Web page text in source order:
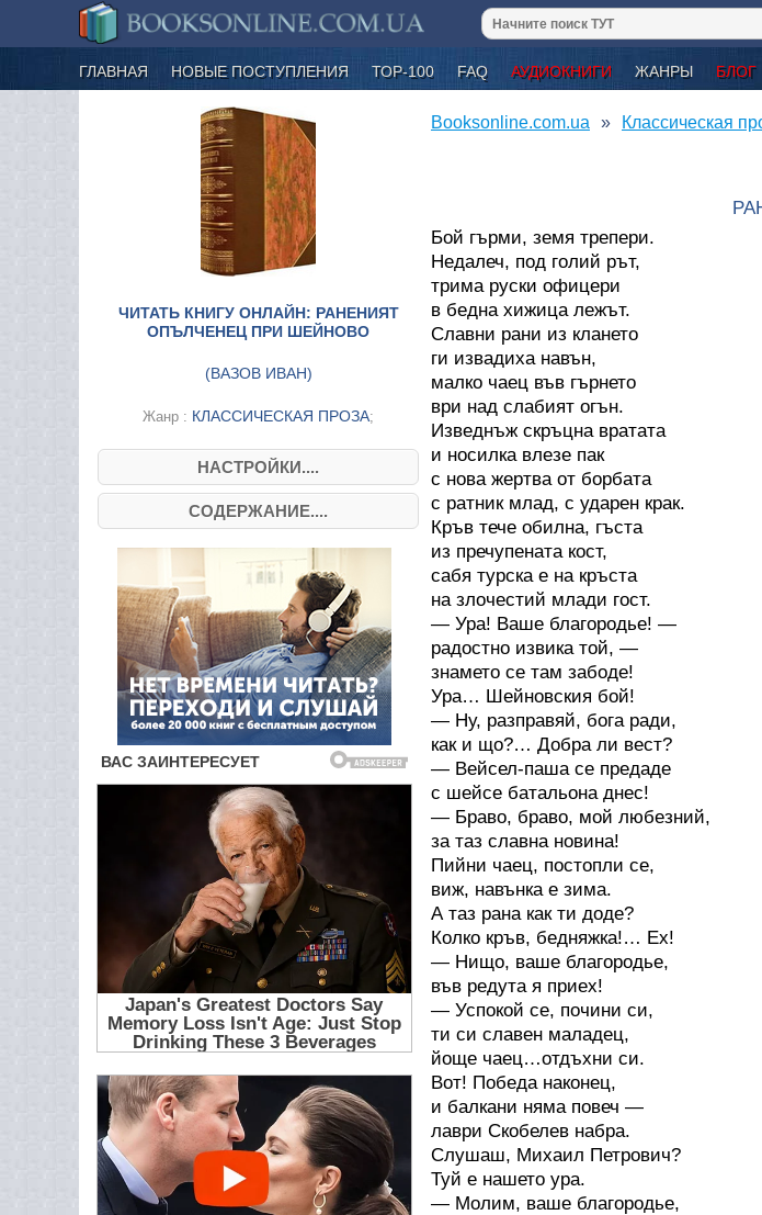
ГЛАВНАЯ НОВЫЕ ПОСТУПЛЕНИЯ ТОР-100 FAQ АУДИОКНИГИ ЖАНРЫ БЛОГ
ЧИТАТЬ КНИГУ ОНЛАЙН: РАНЕНИЯТ
ОПЪЛЧЕНЕЦ ПРИ ШЕЙНОВО
(ВАЗОВ ИВАН)
Жанр : КЛАССИЧЕСКАЯ ПРОЗА;
НАСТРОЙКИ....
СОДЕРЖАНИЕ....
Booksonline.com.ua Классическая
Бой гърми, земя трепери.
Недалеч, под голий рът,
трима руски офицери
в бедна хижица лежът.
Славни рани из клането
ги извадиха навън,
малко чаец във гърнето
ври над слабият огън.
Изведнъж скръцна вратата
и носилка влезе пак
с нова жертва от борбата
с ратник млад, с ударен крак.
Кръв тече обилна, гъста
из пречупената кост,
сабя турска е на кръста
на злочестий млади гост.
— Ура! Ваше благородье! —
радостно извика той, —
знамето се там забоде!
Ура… Шейновския бой!
— Ну, разправяй, бога ради,
как и що?… Добра ли вест?
— Вейсел-паша се предаде
с шейсе батальона днес!
— Браво, браво, мой любезний,
за таз славна новина!
Пийни чаец, постопли се,
виж, навънка е зима.
А таз рана как ти доде?
Колко кръв, бедняжка!… Ех!
— Нищо, ваше благородье,
във редута я приех!
— Успокой се, почини си,
ти си славен маладец,
йоще чаец…отдъхни си.
Вот! Победа наконец,
и балкани няма повеч —
лаври Скобелев набра.
Слушаш, Михаил Петрович?
Туй е нашето ура.
— Молим, ваше благородье,